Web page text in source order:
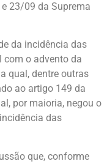
23/09 da Suprema
da incidência das
com o advento da
qual, dentre outras
ao artigo 149 da
por maioria, negou o
das
que, conforme